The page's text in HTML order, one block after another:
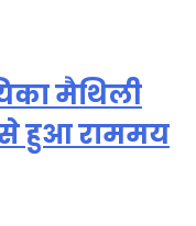
मैथिली
हुआ राममय